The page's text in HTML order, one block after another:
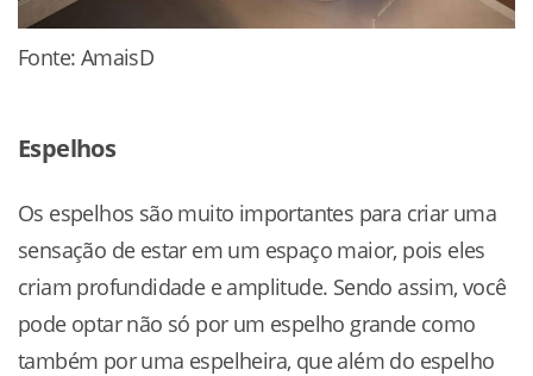
Fonte: AmaisD
Espelhos
Os espelhos são muito importantes para criar uma
sensação de estar em um espaço maior, pois eles
criam profundidade e amplitude. Sendo assim, você
pode optar não só por um espelho grande como
também por uma espelheira, que além do espelho